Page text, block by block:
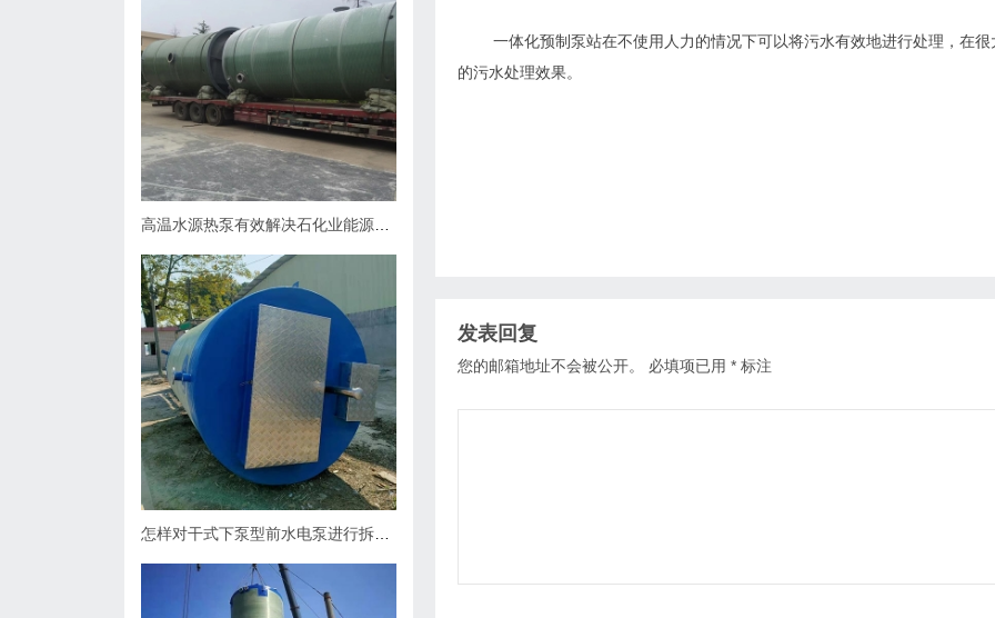
一体化预制泵站在不使用人力的情况下可以将污水有效地进行处理，在
的污水处理效果。
发表回复
您的邮箱地址不会被公开。 必填项已用 * 标注